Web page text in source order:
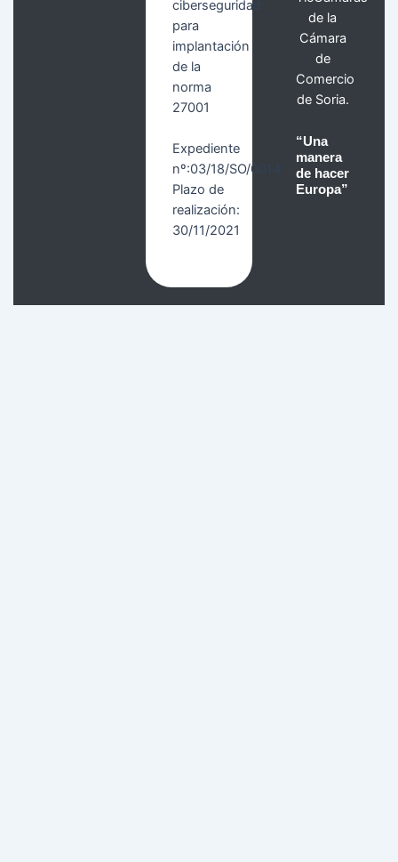
ciberseguridad
para
implantación
de la
norma
27001
Expediente
nº:03/18/SO/0014
Plazo de
realización:
30/11/2021
de la
Cámara
de
Comercio
de Soria.
“Una
manera
de hacer
Europa”